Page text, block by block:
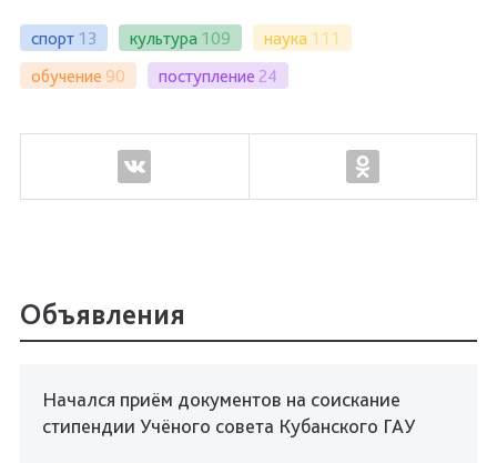
спорт 13 культура 109 наука 111
обучение 90 поступление 24
Объявления
Начался приём документов на соискание
стипендии Учёного совета Кубанского ГАУ